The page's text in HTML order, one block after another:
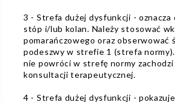
3 - Strefa dużej dysfunkcji - oznacza
stóp i/lub kolan. Należy stosować
pomarańczowego oraz obserwować
podeszwy w strefie 1 (strefa
nie powróci w strefę normy zachodzi
konsultacji terapeutycznej.
4 - Strefa dużej dysfunkcji -